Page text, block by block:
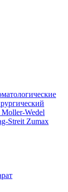
Moller-Wedel
Streit Zumax